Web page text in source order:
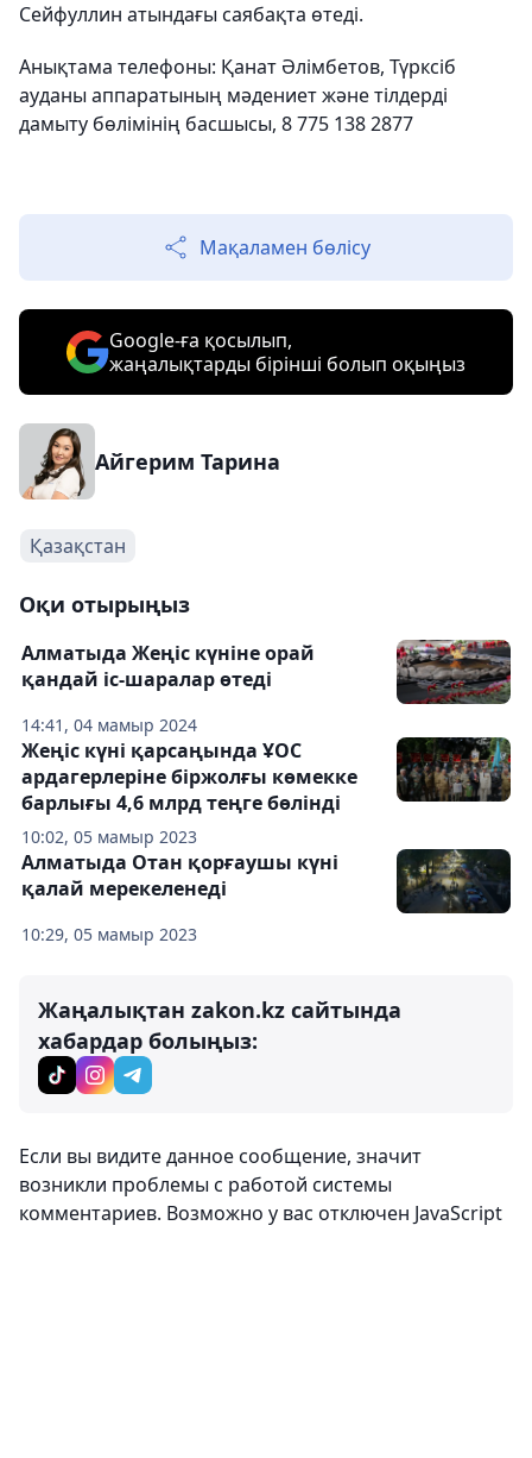
Сейфуллин атындағы саябақта өтеді.
Анықтама телефоны: Қанат Әлімбетов, Түрксіб
ауданы аппаратының мәдениет және тілдерді
дамыту бөлімінің басшысы, 8 775 138 2877
Мақаламен бөлісу
Google-ға қосылып,
жаңалықтарды бірінші болып оқыңыз
Айгерим Тарина
Қазақстан
Оқи отырыңыз
14:41, 04 мамыр 2024
Алматыда Жеңіс күніне орай
қандай іс-шаралар өтеді
10:02, 05 мамыр 2023
Жеңіс күні қарсаңында ҰОС
ардагерлеріне біржолғы көмекке
барлығы 4,6 млрд теңге бөлінді
10:29, 05 мамыр 2023
Алматыда Отан қорғаушы күні
қалай мерекеленеді
Жаңалықтан zakon.kz сайтында
хабардар болыңыз:
Если вы видите данное сообщение, значит
возникли проблемы с работой системы
комментариев. Возможно у вас отключен JavaScript